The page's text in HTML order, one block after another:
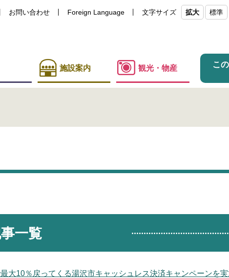
お問い合わせ Foreign Language 文字サイズ 拡大 標準
施設案内 観光・物産 こ
一覧
大10％戻ってくる湯沢市キャッシュレス決済キャンペーンを実